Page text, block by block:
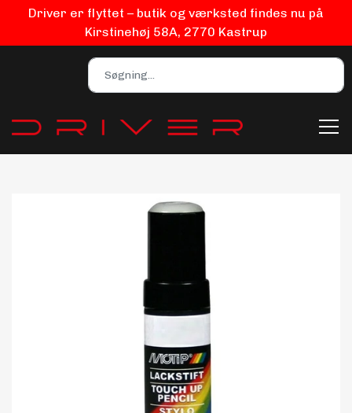
Driver er flyttet – butik og værksted findes nu på
Kirstinehøj 58A, 2770 Kastrup
Bilpleje
Biludstyr
EV Udstyr
Maling
Bilstereo